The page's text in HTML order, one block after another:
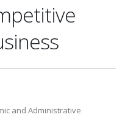
and Administrative